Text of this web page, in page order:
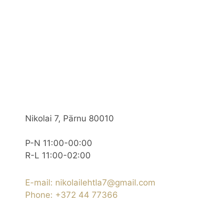
Nikolai 7, Pärnu 80010
P-N 11:00-00:00
R-L 11:00-02:00
E-mail: nikolailehtla7@gmail.com
Phone: +372 44 77366